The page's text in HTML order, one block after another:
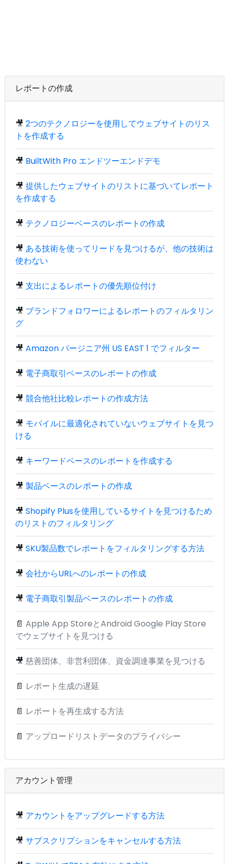
レポートの作成
🎥 2つのテクノロジーを使用してウェブサイトのリス
トを作成する
🎥 BuiltWith Pro エンドツーエンドデモ
🎥 提供したウェブサイトのリストに基づいてレポート
を作成する
🎥 テクノロジーベースのレポートの作成
🎥 ある技術を使ってリードを見つけるが、他の技術は
使わない
🎥 支出によるレポートの優先順位付け
🎥 ブランドフォロワーによるレポートのフィルタリン
グ
🎥 Amazon バージニア州 US EAST 1 でフィルター
🎥 電子商取引ベースのレポートの作成
🎥 競合他社比較レポートの作成方法
🎥 モバイルに最適化されていないウェブサイトを見つ
ける
🎥 キーワードベースのレポートを作成する
🎥 製品ベースのレポートの作成
🎥 Shopify Plusを使用しているサイトを見つけるため
のリストのフィルタリング
🎥 SKU製品数でレポートをフィルタリングする方法
🎥 会社からURLへのレポートの作成
🎥 電子商取引製品ベースのレポートの作成
📄 Apple App StoreとAndroid Google Play Store
でウェブサイトを見つける
🎥 慈善団体、非営利団体、資金調達事業を見つける
📄 レポート生成の遅延
📄 レポートを再生成する方法
📄 アップロードリストデータのプライバシー
アカウント管理
🎥 アカウントをアップグレードする方法
🎥 サブスクリプションをキャンセルする方法